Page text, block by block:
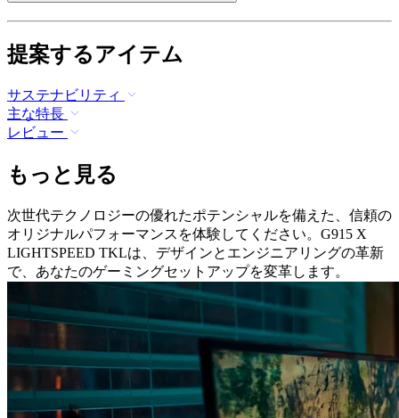
提案するアイテム
サステナビリティ
主な特長
レビュー
もっと見る
次世代テクノロジーの優れたポテンシャルを備えた、信頼の
オリジナルパフォーマンスを体験してください。G915 X
LIGHTSPEED TKLは、デザインとエンジニアリングの革新
で、あなたのゲーミングセットアップを変革します。